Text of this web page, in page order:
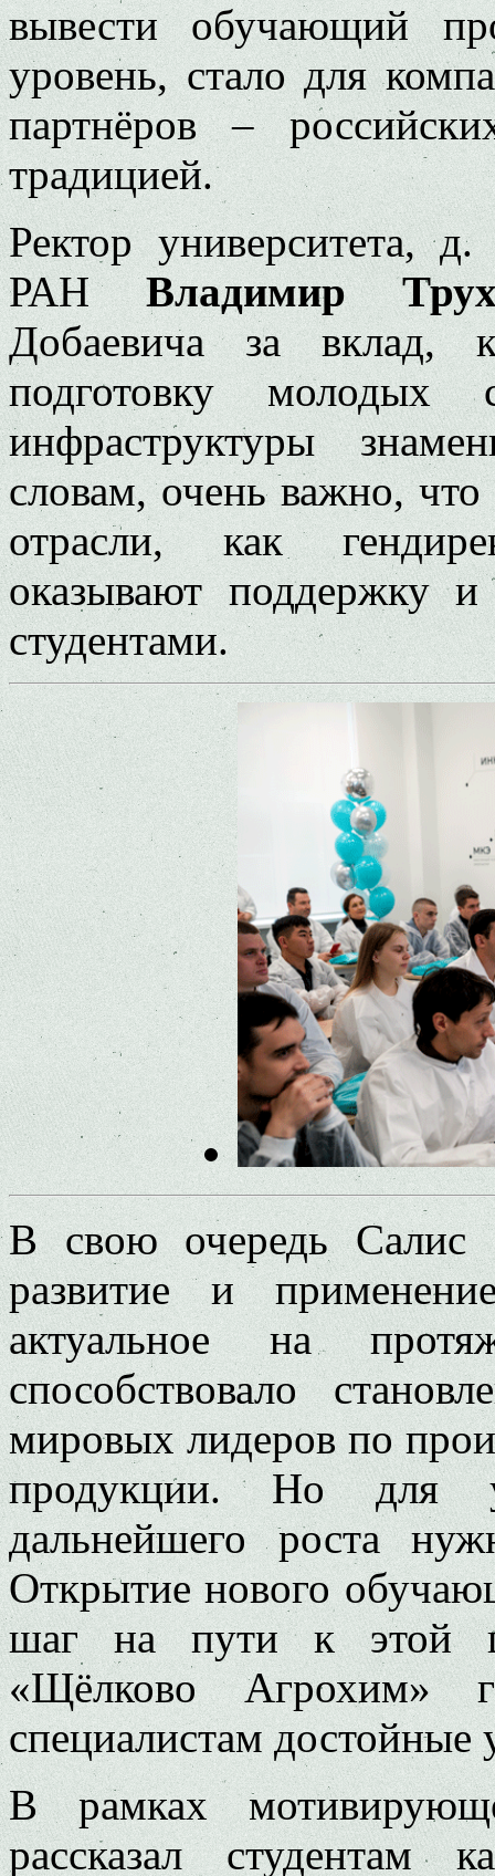
вывести обучающий
уровень, стало для
партнёров –
традицией.
Ректор университета,
РАНВладимир
Добаевича за вклад,
подготовку молодых
инфраструктуры
словам, очень важно,
отрасли, как
оказывают поддержку
студентами.
В свою очередь Салис
развитие и
актуальное на
способствовало
мировых лидеров по
продукции. Но для
дальнейшего роста
Открытие нового
шаг на пути к этой
«Щёлково Агрохим»
специалистам достойные
В рамках
рассказал студентам